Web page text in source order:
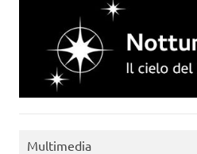
Multimedia